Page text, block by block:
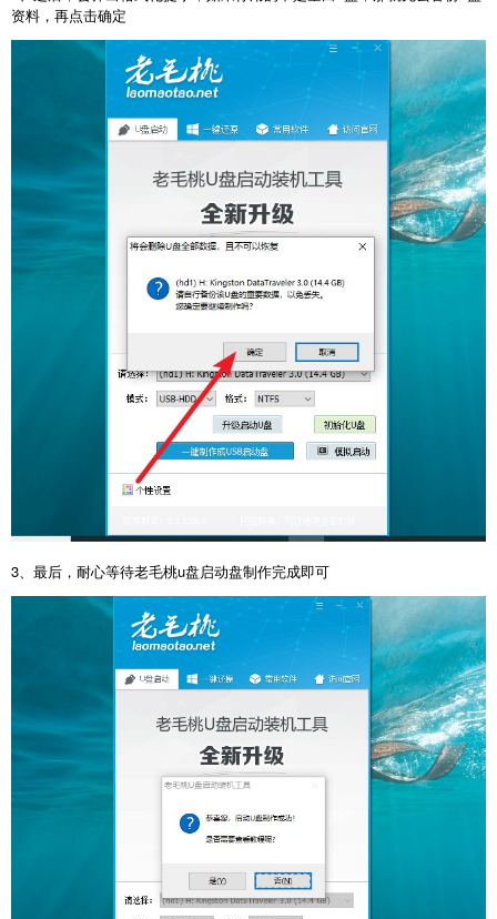
资料，再点击确定
3、最后，耐心等待老毛桃u盘启动盘制作完成即可